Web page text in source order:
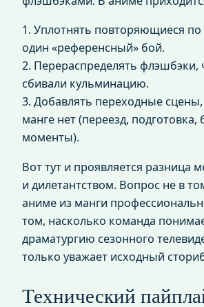
1. Уплотнять повторяющиеся по
один «референсный» бой.
2. Перераспределять
сбивали кульминацию.
3. Добавлять переходные
манге нет (переезд,
моменты).
Вот тут и проявляется разница
и дилетантством. Вопрос не в
аниме из манги
том, насколько команда
драматургию сезонного
только уважает исходный
Технический